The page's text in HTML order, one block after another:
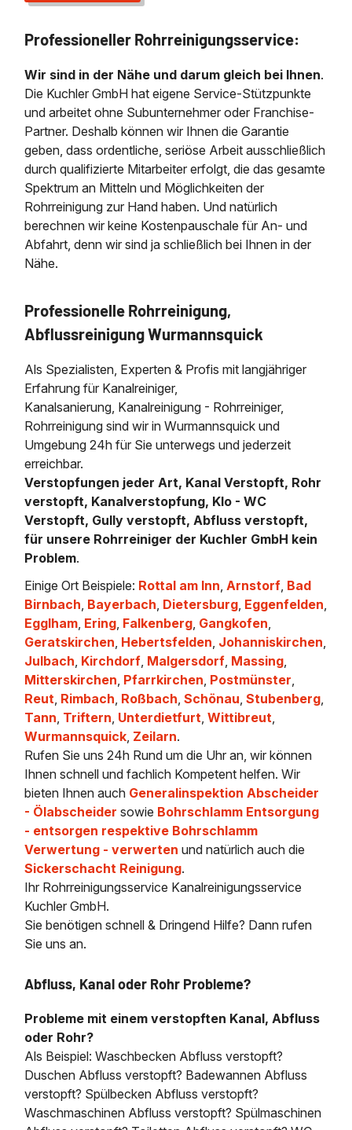
Professioneller Rohrreinigungsservice:
Wir sind in der Nähe und darum gleich bei Ihnen.
Die Kuchler GmbH hat eigene Service-Stützpunkte
und arbeitet ohne Subunternehmer oder Franchise-
Partner. Deshalb können wir Ihnen die Garantie
geben, dass ordentliche, seriöse Arbeit ausschließlich
durch qualifizierte Mitarbeiter erfolgt, die das gesamte
Spektrum an Mitteln und Möglichkeiten der
Rohrreinigung zur Hand haben. Und natürlich
berechnen wir keine Kostenpauschale für An- und
Abfahrt, denn wir sind ja schließlich bei Ihnen in der
Nähe.
Professionelle Rohrreinigung,
Abflussreinigung Wurmannsquick
Als Spezialisten, Experten & Profis mit langjähriger
Erfahrung für Kanalreiniger,
Kanalsanierung, Kanalreinigung - Rohrreiniger,
Rohrreinigung sind wir in Wurmannsquick und
Umgebung 24h für Sie unterwegs und jederzeit
erreichbar.
Verstopfungen jeder Art, Kanal Verstopft, Rohr
verstopft, Kanalverstopfung, Klo - WC
Verstopft, Gully verstopft, Abfluss verstopft,
für unsere Rohrreiniger der Kuchler GmbH kein
Problem.
Einige Ort Beispiele: Rottal am Inn,Arnstorf, Bad
Birnbach, Bayerbach, Dietersburg, Eggenfelden,
Egglham, Ering, Falkenberg, Gangkofen,
Geratskirchen, Hebertsfelden, Johanniskirchen,
Julbach, Kirchdorf, Malgersdorf, Massing,
Mitterskirchen, Pfarrkirchen, Postmünster,
Reut, Rimbach, Roßbach,Schönau,Stubenberg,
Tann, Triftern, Unterdietfurt,Wittibreut,
Wurmannsquick, Zeilarn.
Rufen Sie uns 24h Rund um die Uhr an, wir können
Ihnen schnell und fachlich Kompetent helfen. Wir
bieten Ihnen auch Generalinspektion Abscheider
- Ölabscheider sowie Bohrschlamm Entsorgung
- entsorgen respektive Bohrschlamm
Verwertung - verwerten und natürlich auch die
Sickerschacht Reinigung.
Ihr Rohrreinigungsservice Kanalreinigungsservice
Kuchler GmbH.
Sie benötigen schnell & Dringend Hilfe? Dann rufen
Sie uns an.
Abfluss, Kanal oder Rohr Probleme?
Probleme mit einem verstopften Kanal, Abfluss
oder Rohr?
Als Beispiel: Waschbecken Abfluss verstopft?
Duschen Abfluss verstopft? Badewannen Abfluss
verstopft? Spülbecken Abfluss verstopft?
Waschmaschinen Abfluss verstopft? Spülmaschinen